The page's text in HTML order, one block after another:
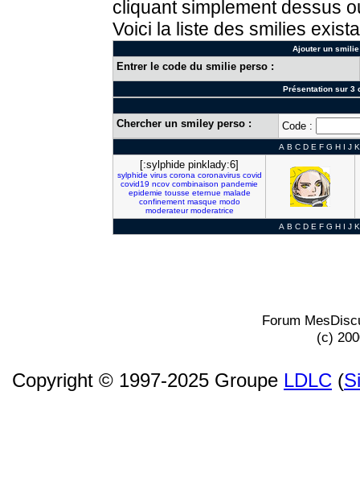
cliquant simplement dessus
Voici la liste des smilies
Ajouter un
Entrer le code du smilie perso :
Présentation sur 3
Chercher un smiley perso : Code :
A B C D E F G H I J K
[:sylphide pinklady:6]
sylphide virus corona coronavirus covid
covid19 ncov combinaison pandemie
epidemie tousse eternue malade
confinement masque modo
moderateur moderatrice
A B C D E F G H I J K
Forum
(c)
Copyright © 1997-2025 Groupe LDLC (